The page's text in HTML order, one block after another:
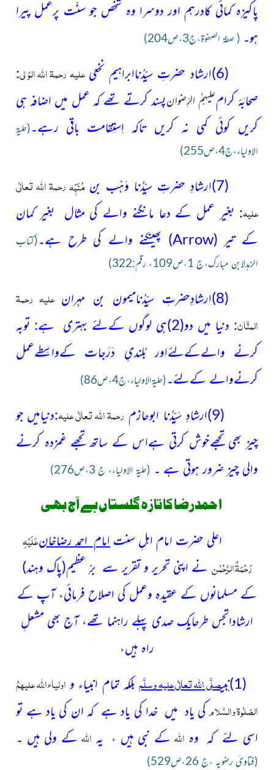
پاکیزہ کمائی کادرہم اور دوسرا وہ شخص جو سنّت پرعمل پیرا
ہو۔ ( صفۃ الصفوة،ج3،ص204)
(6) ارشاد حضرتِ سیِّدُناابراہیم نخعی علیہ رحمۃ اللہ الوَ لی:
صحابَۂ کرامعلیہمُ الرِّضوانپسند کرتے تھے کہ عمل میں اضافہ ہی
کریں کوئی کمی نہ کریں تاکہ اِستِقامت باقی رہے۔(حلیۃ
الاولیاء،ج4،ص255)
(7)ارشادِ حضرتِ سیِّدُنا وَہْب بن مُنَبِّہرحمۃ اللہ تعالٰی
علیہ: بغیر عمل کے دعا مانگنے والے کی مثال بغیر کمان
کے تیر (
Arrow
) پھینکنے والے کی طرح ہے۔(کتاب
الزهدلابن مبارک،ج 1،ص109، رقم:322)
(8)ارشادِحضرتِ سیِّدُنامیمون بن مہران
علیہ رحمۃ
المنَّان: دنیا میں دو(2)
ہی لوگوں کےلئے بہتری ہے: توبہ
کرنے والےکےلئےاور بُلندیِ دَرَجات کےواسِطےعمل
کرنےوالے کےلئے۔(حلیۃالاولیاء،ج4،ص86)
(9)ارشادِ سَیِّدُنا ابوحازم رحمۃ اللہ تعالٰی علیہ:دنیامیں جو
چیز بھی تجھےخوش کرتی ہےاس کے ساتھ تجھے غمزدہ کرنے
والی چیز ضرور ہوتی ہے ۔ (حلیۃ الاولیاء، ج 3،ص276)
احمدرضا کا تازہ گلستاں ہے آج بھی
اعلی حضرت امام اہلِ سنت امام احمد رضاخانعَلَیْہِ
رَحْمَۃُ الرَّحْمٰن نے اپنی تحریر و تقریر سے برِّ عظیم(پاک وہند)
کے مسلمانوں کے عقیدہ وعمل کی اصلاح فرمائی، آپ کے
ارشاداتجس طرحایک صدی پہلے راہنما تھے، آج بھی مشعلِ
راہ ہیں،
(1) نبیصلَّی اللہ تعالٰی علیہ وسلَّمبلکہ تمام انبیاء و اولیاءاللہعلیہمُ
الصّلٰوۃ والسَّلام کی یاد میں خدا کی یاد ہے کہ ان کی یاد ہے تو
اسی لئے کہ وہ اللہکے نبی ہیں ، یہ اللہکے ولی ہیں ۔
(فتاویٰ رضویہ ،ج 26،ص529)